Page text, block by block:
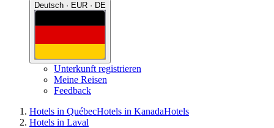
Deutsch · EUR · DE
Unterkunft registrieren
Meine Reisen
Feedback
Hotels in QuébecHotels in KanadaHotels
Hotels in Laval